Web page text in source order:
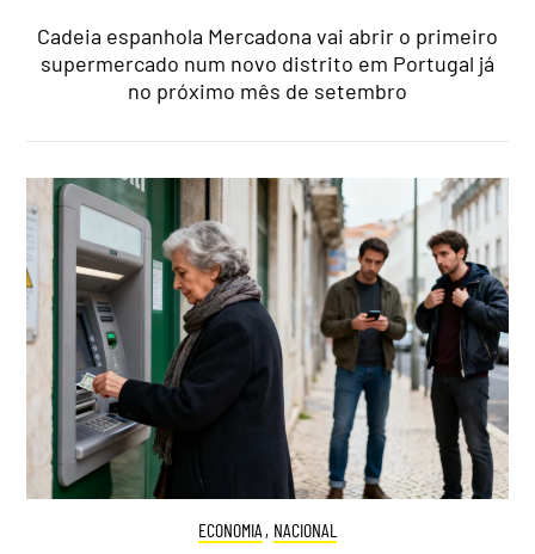
Cadeia espanhola Mercadona vai abrir o primeiro
supermercado num novo distrito em Portugal já
no próximo mês de setembro
ECONOMIA , NACIONAL